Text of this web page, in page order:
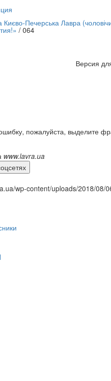
Києво-Печерська Лавра
/ 064
Версия
пожалуйста, выделите
wp-content/uploads/2018/08/